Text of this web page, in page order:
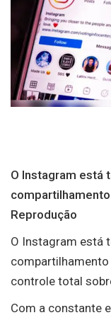
O Instagram está
Reprodução
O Instagram está
controle total
Com a constante